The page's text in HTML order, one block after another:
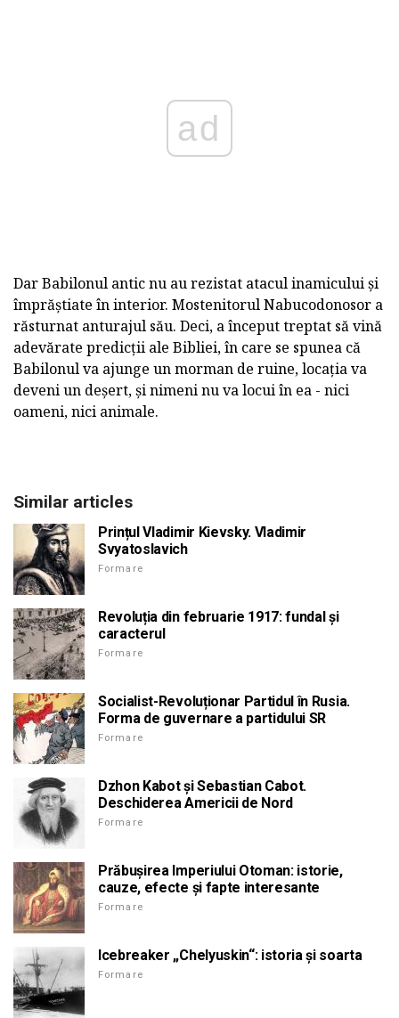
ad
Dar Babilonul antic nu au rezistat atacul inamicului și
împrăștiate în interior. Mostenitorul Nabucodonosor a
răsturnat anturajul său. Deci, a început treptat să vină
adevărate predicții ale Bibliei, în care se spunea că
Babilonul va ajunge un morman de ruine, locația va
deveni un deșert, și nimeni nu va locui în ea - nici
oameni, nici animale.
Similar articles
Prințul Vladimir Kievsky. Vladimir
Svyatoslavich
Formare
Revoluția din februarie 1917: fundal și
caracterul
Formare
Socialist-Revoluționar Partidul în Rusia.
Forma de guvernare a partidului SR
Formare
Dzhon Kabot și Sebastian Cabot.
Deschiderea Americii de Nord
Formare
Prăbușirea Imperiului Otoman: istorie,
cauze, efecte și fapte interesante
Formare
Icebreaker „Chelyuskin“: istoria și soarta
Formare